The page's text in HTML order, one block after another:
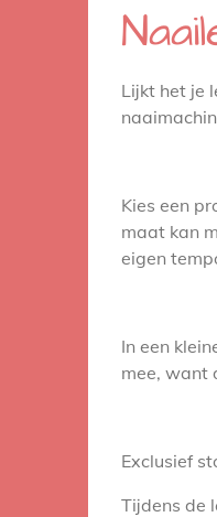
Lijkt het je
Kies een
maat kan
eigen
In een
mee, want
Exclusief
Tijdens de